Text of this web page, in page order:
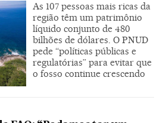
As 107 pessoas mais ricas da
região têm um patrimônio
líquido conjunto de 480
bilhões de dólares. O PNUD
pede “políticas públicas e
regulatórias” para evitar que
o fosso continue crescendo